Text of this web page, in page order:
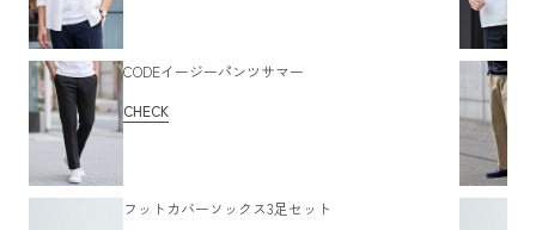
CODEイージーパンツサマー
CHECK
フットカバーソックス3足セット